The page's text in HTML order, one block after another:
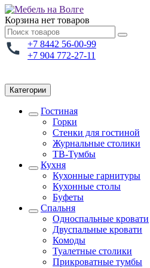
Корзина нет товаров
+7 8442 56-00-99
+7 904 772-27-11
Категории
Гостиная
Горки
Стенки для гостиной
Журнальные столики
TВ-Тумбы
Кухня
Кухонные гарнитуры
Кухонные столы
Буфеты
Спальня
Односпальные кровати
Двуспальные кровати
Комоды
Туалетные столики
Прикроватные тумбы